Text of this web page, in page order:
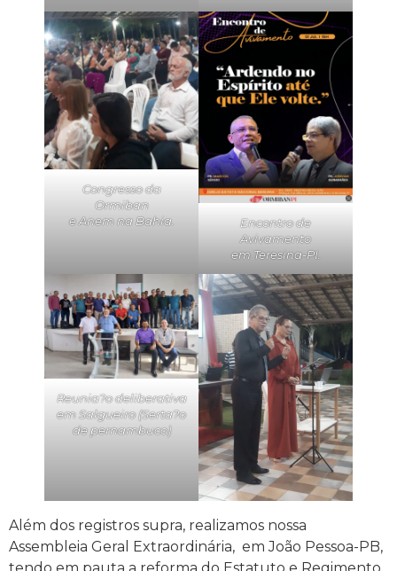
Congresso da
Ormiban
e Anem na Bahia.
Encontro de
Avivamento
em Teresina-PI.
Reunia?o deliberativa
em Salgueiro (Serta?o
de pernambuco)
Além dos registros supra, realizamos nossa
Assembleia Geral Extraordinária, em João Pessoa-PB,